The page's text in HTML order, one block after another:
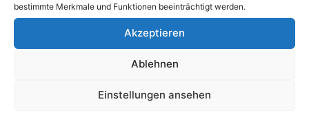
Die Sims Mittelalter
Sie spielen gerne Sims?
iPhone, iPod touch
& iPad Games: Alle
schlappe 79 Cent
bestimmte Merkmale und Funktionen beeinträchtigt werden.
Akzeptieren
Ablehnen
Einstellungen ansehen